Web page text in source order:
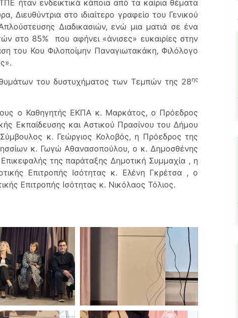
ήταν ενδεικτικά κάποια από τα καίρια θέματα
Διευθύντρια στο ιδιαίτερο γραφείο του Γενικού
Διαδικασιών, ενώ μια ματιά σε ένα
στο 85% που αφήνει «άνισες» ευκαιρίες στην
του Κου Φιλοποίμην Παναγιωτακάκη, Φιλόλογο
του δυστυχήματος των Τεμπών της 28ης
ο Καθηγητής ΕΚΠΑ κ. Μαρκάτος, ο Πρόεδρος
Εκπαίδευσης και Αστικού Πρασίνου του Δήμου
κ. Γεώργιος Κολοβός, η Πρόεδρος της
κ. Γωγώ Αθανασοπούλου, ο κ. Δημοσθένης
της παράταξης Δημοτική Συμμαχία , η
Επιτροπής Ισότητας κ. Ελένη Γκρέτσα , ο
Επιτροπής Ισότητας κ. Νικόλαος Τόλιος.